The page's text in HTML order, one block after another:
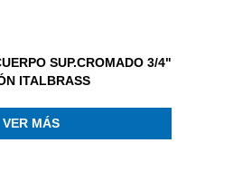
SUP.CROMADO 3/4"
ITALBRASS
VER MÁS